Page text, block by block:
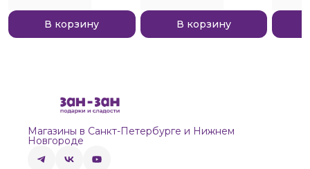
В корзину В корзину
Магазины в Санкт-Петербурге и Нижнем
Новгороде